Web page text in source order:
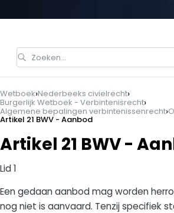
Zoeken…
Wetboek›Nederbeeks civielrecht›
Burgerlijk Wetboek - Verbintenisrecht›
Algemene bepalingen verbintenissenrecht›
Artikel 21 BWV - Aanbod
Artikel 21 BWV -
Lid 1
Een gedaan aanbod mag worden
nog niet is aanvaard. Tenzij specifiek